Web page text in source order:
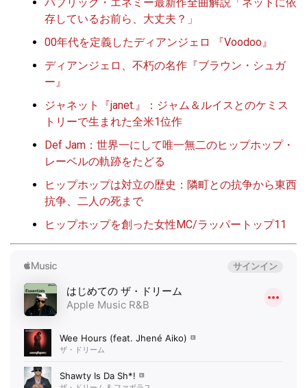
存しているお前ら、大丈夫？」
00年代を定義したディアンジェロ 『Voodoo』
ディアンジェロ、不朽の名作『ブラウン・シュガ
ー』
ジャネット『janet.』：ジャム＆ルイスとのケミス
トリーで生まれた全米1位作
Def Jam：世界一にして唯一無二のヒップホップ・
レーベルの軌跡をたどる
ヒップホップは対立の歴史：隣町との抗争から東西
抗争、二人の死まで
ヒップホップを創った女性MC/ラッパートップ11